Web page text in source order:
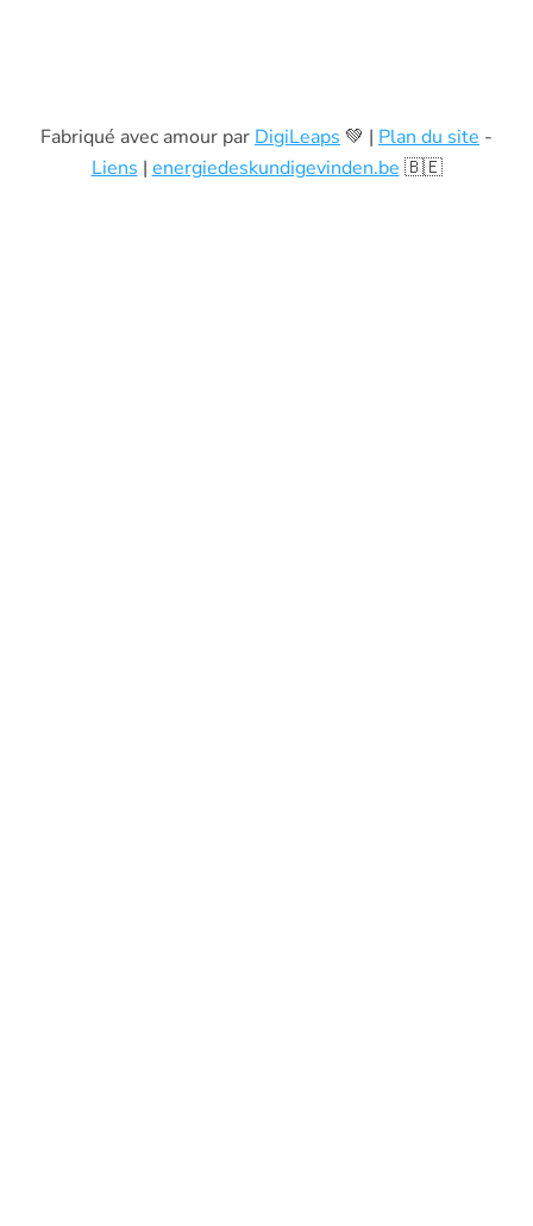
Fabriqué avec amour par DigiLeaps 💚 | Plan du site -
Liens | energiedeskundigevinden.be 🇧🇪